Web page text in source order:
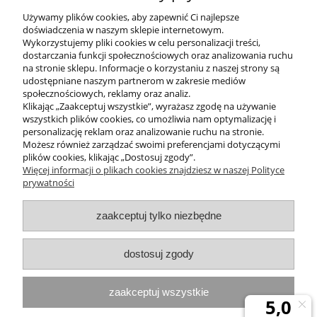
Wysyłka w:
199,99 zł
do koszyka
POMOC
INFORMACJE
ZAKUPY
MOJE KONTO
PROGRAMY PROMOCYJNE
InterPromo MARTA POPIELA-MOLEK NIP: 7341300379
Używamy plików cookies, aby zapewnić Ci najlepsze
doświadczenia w naszym sklepie internetowym.
Wykorzystujemy pliki cookies w celu personalizacji treści,
dostarczania funkcji społecznościowych oraz analizowania ruchu
na stronie sklepu. Informacje o korzystaniu z naszej strony są
udostępniane naszym partnerom w zakresie mediów
społecznościowych, reklamy oraz analiz.
Klikając „Zaakceptuj wszystkie”, wyrażasz zgodę na używanie
wszystkich plików cookies, co umożliwia nam optymalizację i
personalizację reklam oraz analizowanie ruchu na stronie.
Możesz również zarządzać swoimi preferencjami dotyczącymi
plików cookies, klikając „Dostosuj zgody”.
Więcej informacji o plikach cookies znajdziesz w naszej Polityce
prywatności
zaakceptuj tylko niezbędne
dostosuj zgody
zaakceptuj wszystkie